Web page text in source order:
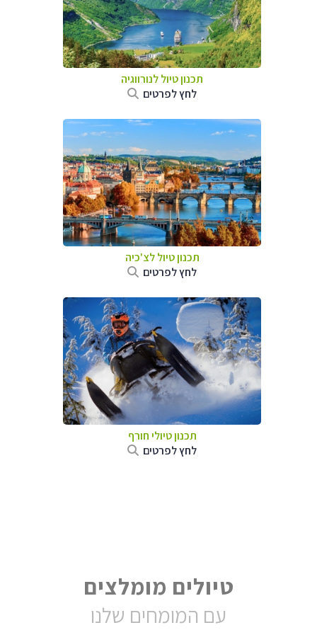
תכנון טיול לנורווגיה
לחץ לפרטים
תכנון טיול לצ'כיה
לחץ לפרטים
תכנון טיולי חורף
לחץ לפרטים
טיולים מומלצים
עם המומחים שלנו